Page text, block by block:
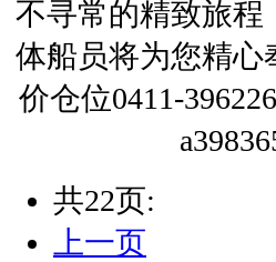
不寻常的精致旅程
体船员将为您精心
价仓位0411-
共22页:
上一页